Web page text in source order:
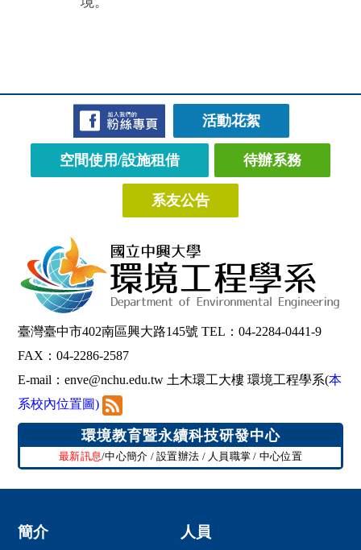
活動花絮
空間使用/設施租借 待辦系務
系友公告
臺灣臺中市402南區興大路145號 TEL：04-2284-0441-9
FAX：04-2286-2587
E-mail：enve@nchu.edu.tw 土木環工大樓 環境工程學系(本
系校內位置圖)
環境教育暨永續科技研發中心
最新訊息/中心簡介 /設置辦法 / 人員職掌 / 中心位置
簡介 人員